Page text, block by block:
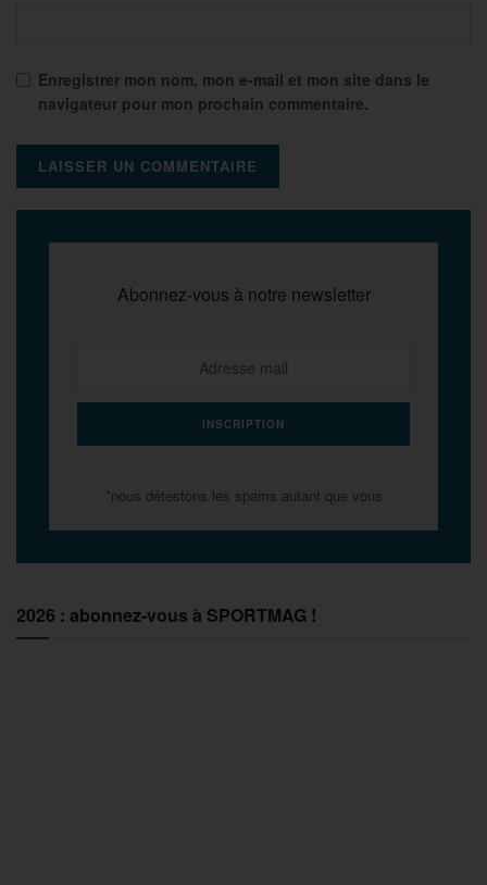
Enregistrer mon nom, mon e-mail et mon site dans le
navigateur pour mon prochain commentaire.
Abonnez-vous à notre newsletter
*nous détestons les spams autant que vous
2026 : abonnez-vous à SPORTMAG !